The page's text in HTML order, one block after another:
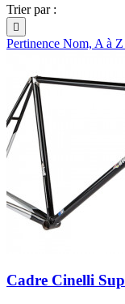
Trier par :

Pertinence Nom, A à Z
Cadre Cinelli